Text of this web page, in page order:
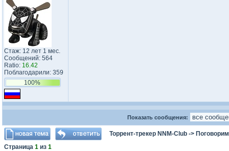
Стаж: 12 лет 1 мес.
Сообщений: 564
Ratio: 16.42
Поблагодарили: 359
100%
Показать сообщения:
Торрент-трекер NNM-Club -> Поговорим
Страница 1 из 1